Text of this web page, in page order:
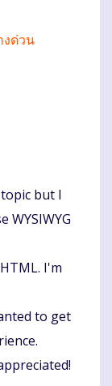
งด่วน
but I
WYSIWYG
I'm
to get